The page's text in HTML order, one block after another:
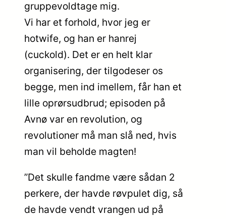
gruppevoldtage mig.
Vi har et forhold, hvor jeg er
hotwife, og han er hanrej
(cuckold). Det er en helt klar
organisering, der tilgodeser os
begge, men ind imellem, får han et
lille oprørsudbrud; episoden på
Avnø var en revolution, og
revolutioner må man slå ned, hvis
man vil beholde magten!
”Det skulle fandme være sådan 2
perkere, der havde røvpulet dig, så
de havde vendt vrangen ud på